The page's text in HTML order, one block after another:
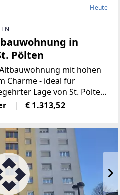
Heute
in
Pölten
mit hohen
Charme - ideal für
Lage von St. Pölten
lichtdurchflutete
m² Wohnfläche. Die
€ 1.313,52